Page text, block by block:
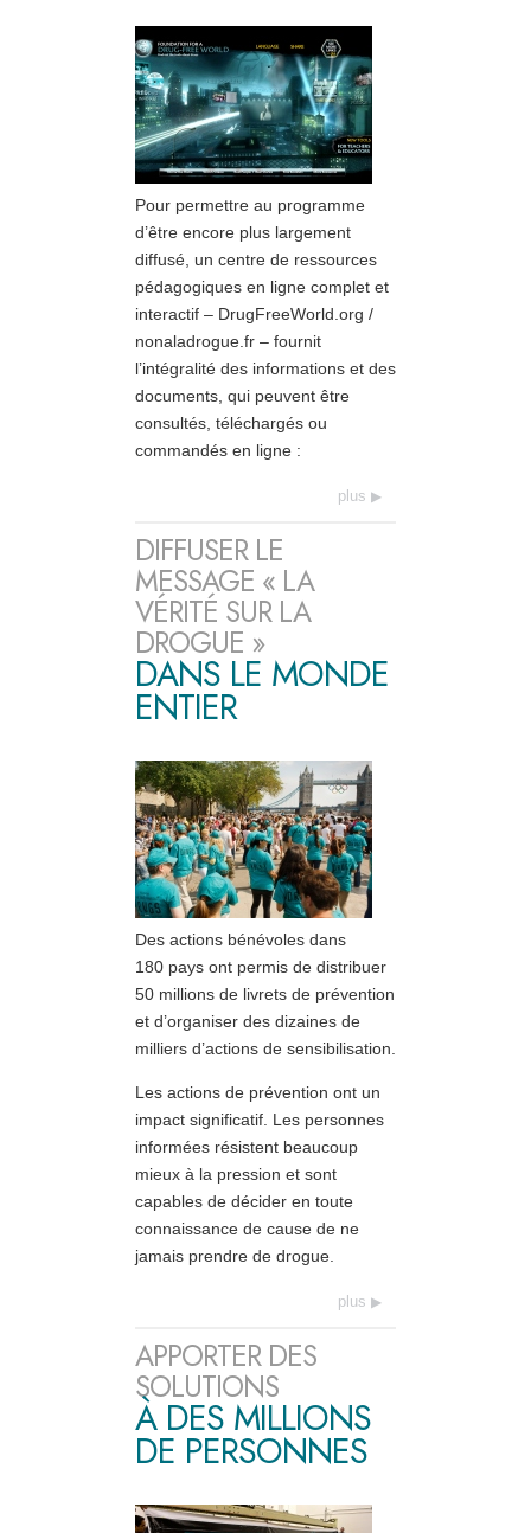
Pour permettre au programme
d’être encore plus largement
diffusé, un centre de ressources
pédagogiques en ligne complet et
interactif – DrugFreeWorld.org /
nonaladrogue.fr – fournit
l’intégralité des informations et des
documents, qui peuvent être
consultés, téléchargés ou
commandés en ligne :
plus
DIFFUSER LE
MESSAGE « LA
VÉRITÉ SUR LA
DROGUE »
DANS LE MONDE
ENTIER
Des actions bénévoles dans
180 pays ont permis de distribuer
50 millions de livrets de prévention
et d’organiser des dizaines de
milliers d’actions de sensibilisation.
Les actions de prévention ont un
impact significatif. Les personnes
informées résistent beaucoup
mieux à la pression et sont
capables de décider en toute
connaissance de cause de ne
jamais prendre de drogue.
plus
APPORTER DES
SOLUTIONS
À DES MILLIONS
DE PERSONNES